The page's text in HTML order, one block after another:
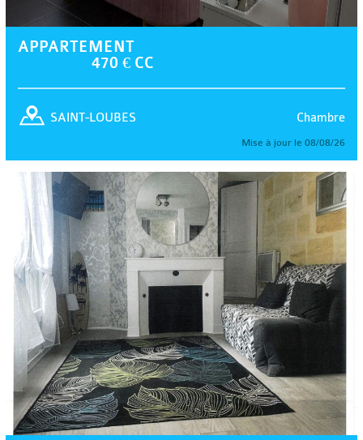
APPARTEMENT
470 € CC
Chambre
SAINT-LOUBES
Mise à jour le 08/08/26